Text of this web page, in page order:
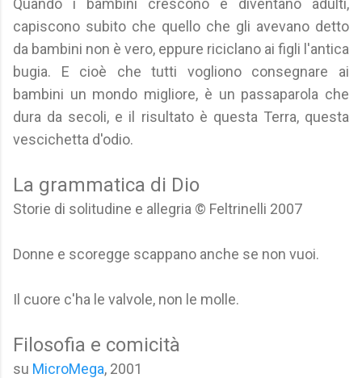
Quando i bambini crescono e diventano adulti,
capiscono subito che quello che gli avevano detto
da bambini non è vero, eppure riciclano ai figli l'antica
bugia. E cioè che tutti vogliono consegnare ai
bambini un mondo migliore, è un passaparola che
dura da secoli, e il risultato è questa Terra, questa
vescichetta d'odio.
La grammatica di Dio
Storie di solitudine e allegria © Feltrinelli 2007
Donne e scoregge scappano anche se non vuoi.
Il cuore c'ha le valvole, non le molle.
Filosofia e comicità
su MicroMega, 2001